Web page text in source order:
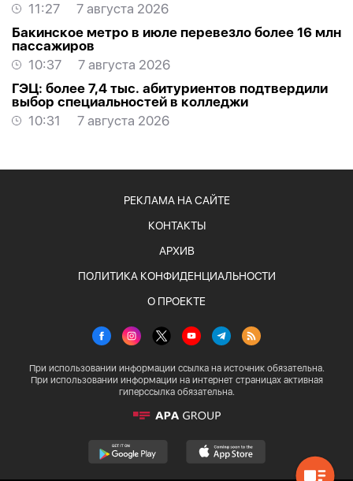
11:27
7 августа 2026
Бакинское метро в июле перевезло более 16 млн
пассажиров
10:37
7 августа 2026
ГЭЦ: более 7,4 тыс. абитуриентов подтвердили
выбор специальностей в колледжи
10:31
7 августа 2026
РЕКЛАМА НА САЙТЕ
КОНТАКТЫ
АРХИВ
ПОЛИТИКА КОНФИДЕНЦИАЛЬНОСТИ
О ПРОЕКТЕ
При использовании информации ссылка на источник обязательна.
При использовании информации на интернет страницах активная
гиперссылка обязательна.